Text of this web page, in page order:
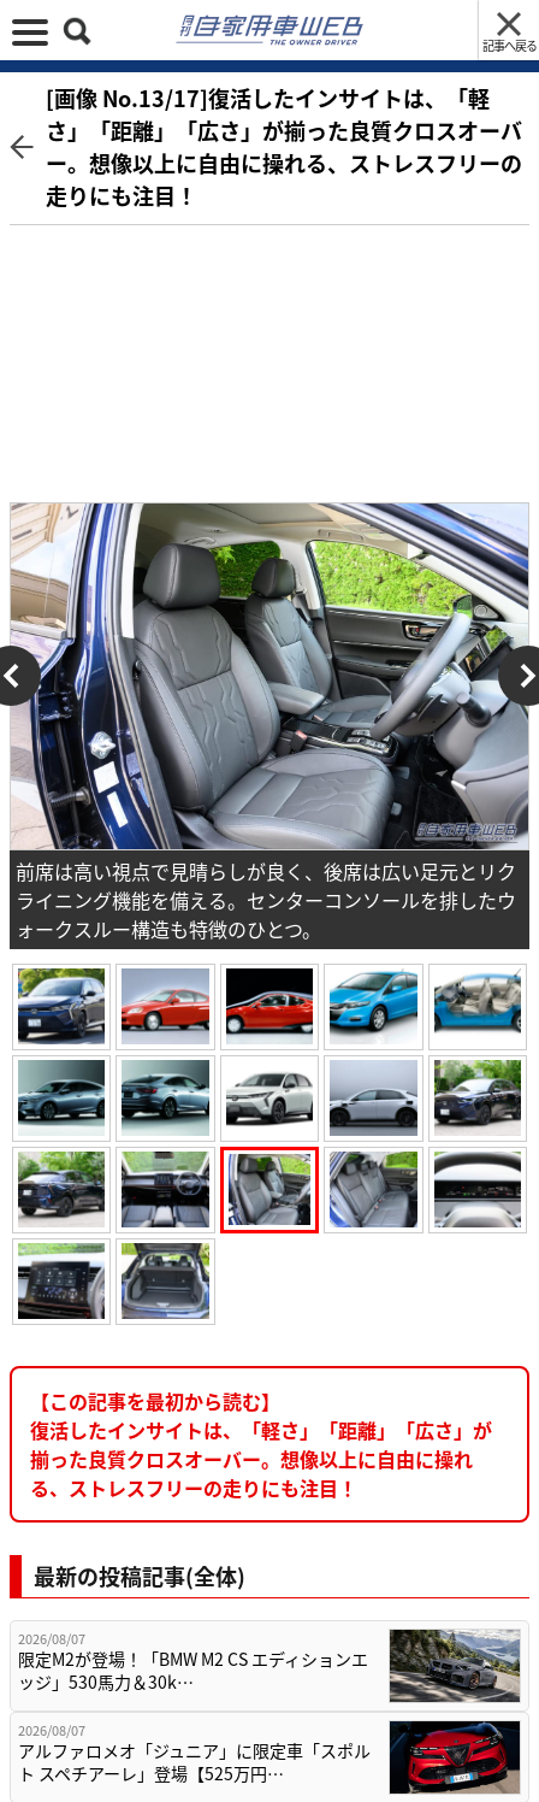
記事へ戻る
[画像 No.13/17]復活したインサイトは、「軽
さ」「距離」「広さ」が揃った良質クロスオーバ
ー。想像以上に自由に操れる、ストレスフリーの
走りにも注目！
前席は高い視点で見晴らしが良く、後席は広い足元とリク
ライニング機能を備える。センターコンソールを排したウ
ォークスルー構造も特徴のひとつ。
【この記事を最初から読む】
復活したインサイトは、「軽さ」「距離」「広さ」が
揃った良質クロスオーバー。想像以上に自由に操れ
る、ストレスフリーの走りにも注目！
最新の投稿記事(全体)
2026/08/07
限定M2が登場！「BMW M2 CS エディションエ
ッジ」530馬力＆30k…
2026/08/07
アルファロメオ「ジュニア」に限定車「スポル
ト スペチアーレ」登場【525万円…